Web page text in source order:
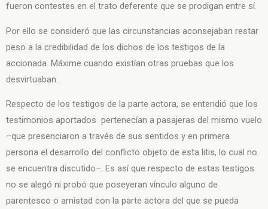
fueron contestes en el trato deferente que se prodigan entre sí.
Por ello se consideró que las circunstancias aconsejaban restar
peso a la credibilidad de los dichos de los testigos de la
accionada. Máxime cuando existían otras pruebas que los
desvirtuaban.
Respecto de los testigos de la parte actora, se entendió que los
testimonios aportados pertenecían a pasajeras del mismo vuelo
–que presenciaron a través de sus sentidos y en primera
persona el desarrollo del conflicto objeto de esta litis, lo cual no
se encuentra discutido–. Es así que respecto de estas testigos
no se alegó ni probó que poseyeran vínculo alguno de
parentesco o amistad con la parte actora del que se pueda